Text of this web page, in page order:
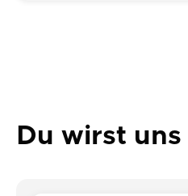
Du wirst